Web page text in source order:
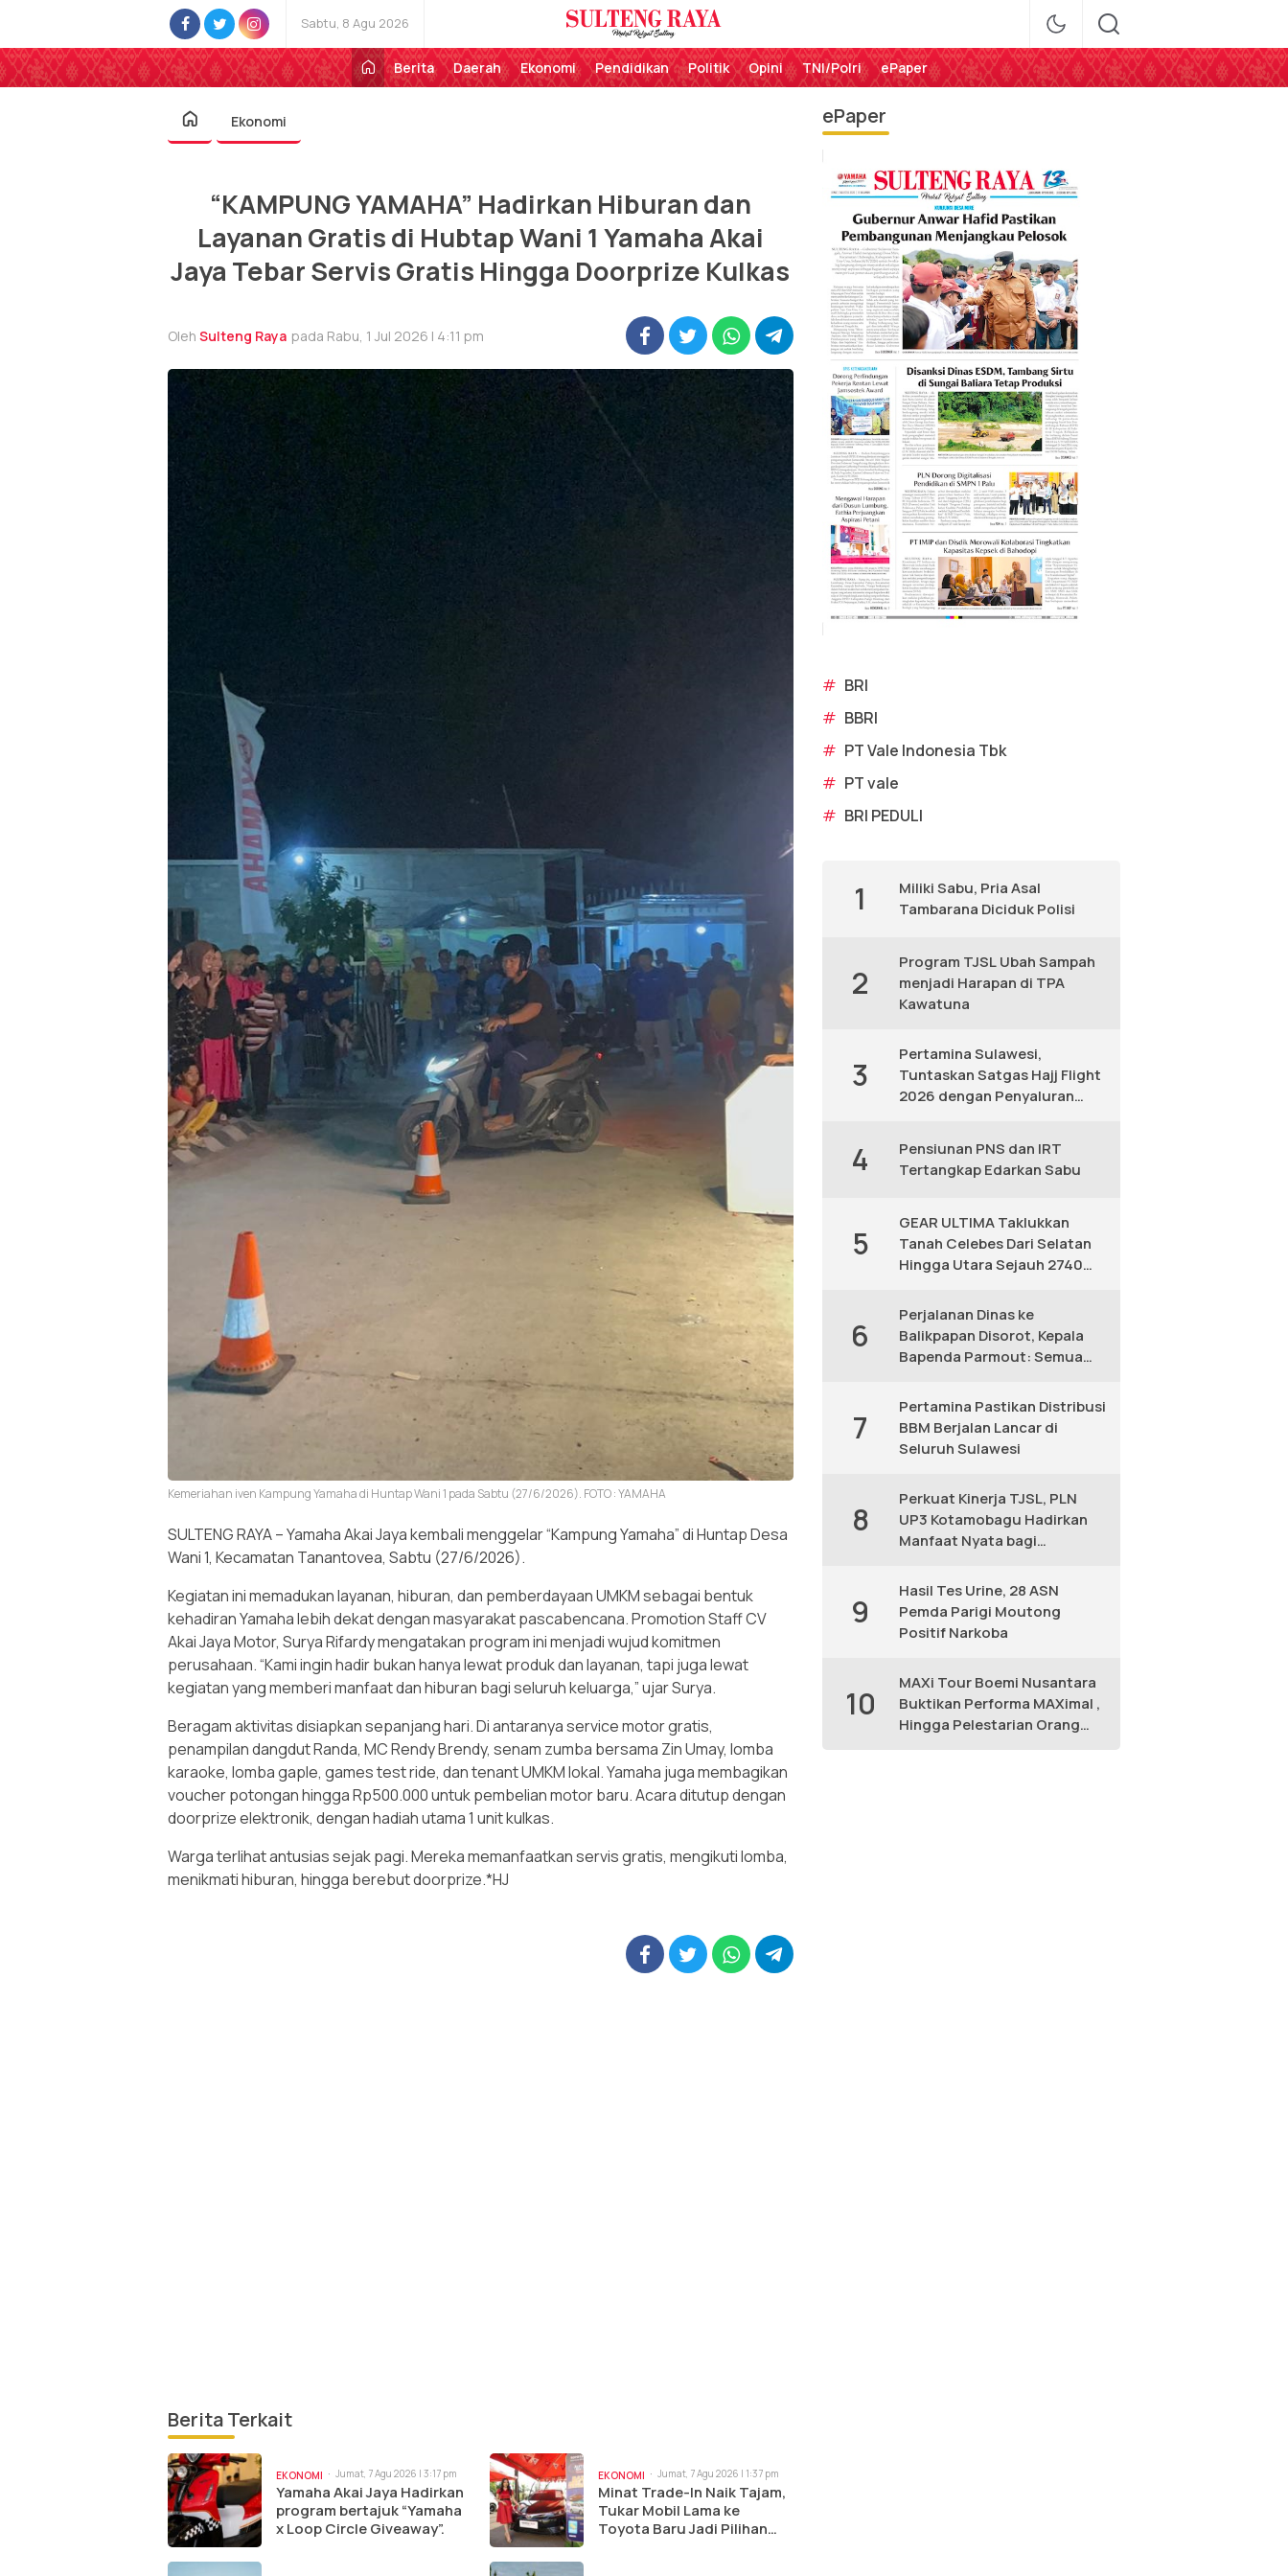
Sabtu, 8 Agu 2026
Sulteng Raya
Perekat Rakyat Sulteng
Berita
Daerah Ekonomi Pendidikan Politik Opini TNI/Polri ePaper
Ekonomi
“KAMPUNG YAMAHA” Hadirkan Hiburan dan
Layanan Gratis di Hubtap Wani 1 Yamaha Akai
Jaya Tebar Servis Gratis Hingga Doorprize Kulkas
Oleh Sulteng Raya pada Rabu, 1 Jul 2026 | 4:11 pm
Kemeriahan iven Kampung Yamaha di Huntap Wani 1 pada Sabtu (27/6/2026). FOTO : YAMAHA
SULTENG RAYA – Yamaha Akai Jaya kembali menggelar “Kampung Yamaha” di Huntap Desa
Wani 1, Kecamatan Tanantovea, Sabtu (27/6/2026).
Kegiatan ini memadukan layanan, hiburan, dan pemberdayaan UMKM sebagai bentuk
kehadiran Yamaha lebih dekat dengan masyarakat pascabencana. Promotion Staff CV
Akai Jaya Motor, Surya Rifardy mengatakan program ini menjadi wujud komitmen
perusahaan. “Kami ingin hadir bukan hanya lewat produk dan layanan, tapi juga lewat
kegiatan yang memberi manfaat dan hiburan bagi seluruh keluarga,” ujar Surya.
Beragam aktivitas disiapkan sepanjang hari. Di antaranya service motor gratis,
penampilan dangdut Randa, MC Rendy Brendy, senam zumba bersama Zin Umay, lomba
karaoke, lomba gaple, games test ride, dan tenant UMKM lokal. Yamaha juga membagikan
voucher potongan hingga Rp500.000 untuk pembelian motor baru. Acara ditutup dengan
doorprize elektronik, dengan hadiah utama 1 unit kulkas.
Warga terlihat antusias sejak pagi. Mereka memanfaatkan servis gratis, mengikuti lomba,
menikmati hiburan, hingga berebut doorprize.*HJ
Berita Terkait
EKONOMI Jumat, 7 Agu 2026 | 3:17 pm
Yamaha Akai Jaya Hadirkan
program bertajuk “Yamaha
x Loop Circle Giveaway”.
EKONOMI Jumat, 7 Agu 2026 | 1:37 pm
Minat Trade-In Naik Tajam,
Tukar Mobil Lama ke
Toyota Baru Jadi Pilihan
ePaper
# BRI
# BBRI
# PT Vale Indonesia Tbk
# PT vale
# BRI PEDULI
1
Miliki Sabu, Pria Asal
Tambarana Diciduk Polisi
2
Program TJSL Ubah Sampah
menjadi Harapan di TPA
Kawatuna
3
Pertamina Sulawesi,
Tuntaskan Satgas Hajj Flight
2026 dengan Penyaluran
4
Pensiunan PNS dan IRT
Tertangkap Edarkan Sabu
5
GEAR ULTIMA Taklukkan
Tanah Celebes Dari Selatan
Hingga Utara Sejauh 2740
6
Perjalanan Dinas ke
Balikpapan Disorot, Kepala
Bapenda Parmout: Semua
7
Pertamina Pastikan Distribusi
BBM Berjalan Lancar di
Seluruh Sulawesi
8
Perkuat Kinerja TJSL, PLN
UP3 Kotamobagu Hadirkan
Manfaat Nyata bagi
9
Hasil Tes Urine, 28 ASN
Pemda Parigi Moutong
Positif Narkoba
10
MAXi Tour Boemi Nusantara
Buktikan Performa MAXimal ,
Hingga Pelestarian Orang